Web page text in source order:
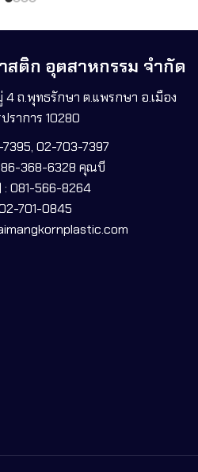
สติก อุตสาหกรรม จำกัด
ถ.พุทธรักษา ต.แพรกษา อ.เมือง
ราการ 10280
02-703-7397
368-6328 คุณบี
: 081-566-8264
701-0845